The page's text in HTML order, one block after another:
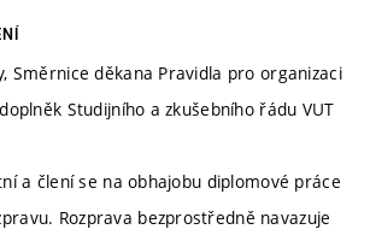
Směrnice děkana Pravidla pro organizaci
Studijního a zkušebního řádu VUT
a člení se na obhajobu diplomové práce
Rozprava bezprostředně navazuje